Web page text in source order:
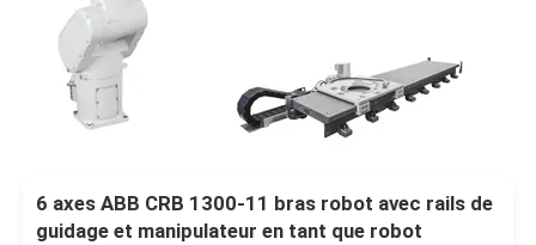
6 axes ABB CRB 1300-11 bras robot avec rails de
guidage et manipulateur en tant que robot